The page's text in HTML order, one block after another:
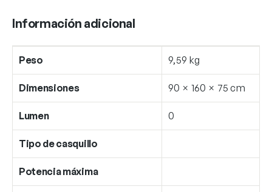
Información adicional
Peso 9,59 kg
Dimensiones 90 × 160 × 75 cm
Lumen 0
Tipo de casquillo
Potencia máxima